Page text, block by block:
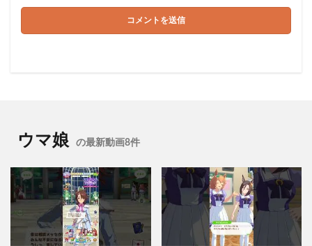
ウマ娘 の最新動画8件